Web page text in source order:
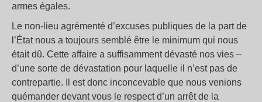
armes égales.
Le non-lieu agrémenté d’excuses publiques de la part de
l’État nous a toujours semblé être le minimum qui nous
était dû. Cette affaire a suffisamment dévasté nos vies –
d’une sorte de dévastation pour laquelle il n’est pas de
contrepartie. Il est donc inconcevable que nous venions
quémander devant vous le respect d’un arrêt de la